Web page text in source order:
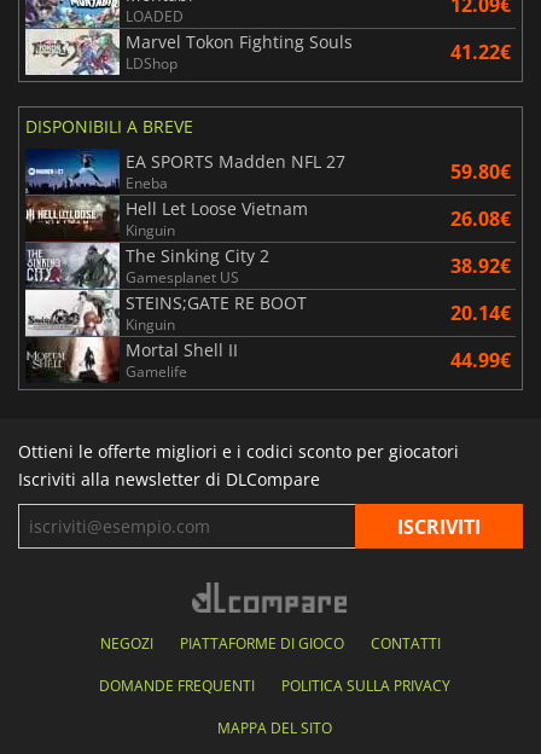
LOADED 12.09€
Marvel Tokon Fighting Souls
LDShop 41.22€
DISPONIBILI A BREVE
EA SPORTS Madden NFL 27
Eneba 59.80€
Hell Let Loose Vietnam
Kinguin 26.08€
The Sinking City 2
Gamesplanet US 38.92€
STEINS;GATE RE BOOT
Kinguin 20.14€
Mortal Shell II
Gamelife 44.99€
Ottieni le offerte migliori e i codici sconto per giocatori
Iscriviti alla newsletter di DLCompare
NEGOZI PIATTAFORME DI GIOCO CONTATTI
DOMANDE FREQUENTI POLITICA SULLA PRIVACY
MAPPA DEL SITO